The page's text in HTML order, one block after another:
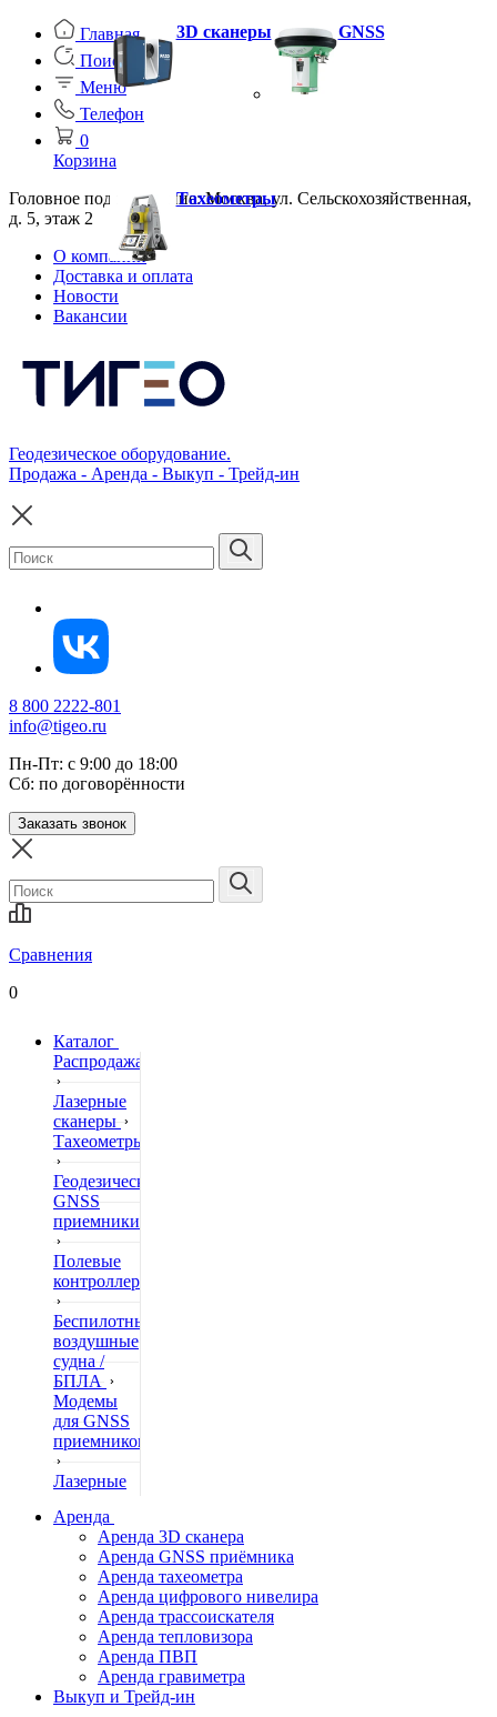
Главная
Поиск
Меню
Телефон
0
Корзина
Головное подразделение: Москва, ул. Сельскохозяйственная,
д. 5, этаж 2
О компании
Доставка и оплата
Новости
Вакансии
Геодезическое оборудование.
Продажа - Аренда - Выкуп - Трейд-ин
8 800 2222-801
info@tigeo.ru
Пн-Пт: с 9:00 до 18:00
Сб: по договорённости
Заказать звонок
Сравнения
0
Каталог
Распродажа
Лазерные
сканеры
Тахеометры
Геодезические
GNSS
приемники
Полевые
контроллеры
Беспилотные
воздушные
судна /
БПЛА
Модемы
для GNSS
приемников
Лазерные
Нивелиры
Теодолиты
Трассоискатели
Неразрушающий
контроль
Аксессуары
3D сканеры GNSS
Тахеометры
Аренда
Аренда 3D сканера
Аренда GNSS приёмника
Аренда тахеометра
Аренда цифрового нивелира
Аренда трассоискателя
Аренда тепловизора
Аренда ПВП
Аренда гравиметра
Выкуп и Трейд-ин